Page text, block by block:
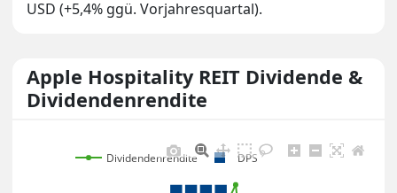
USD (+5,4% ggü. Vorjahresquartal).
Apple Hospitality REIT Dividende &
Dividendenrendite
Dividendenrendite DPS